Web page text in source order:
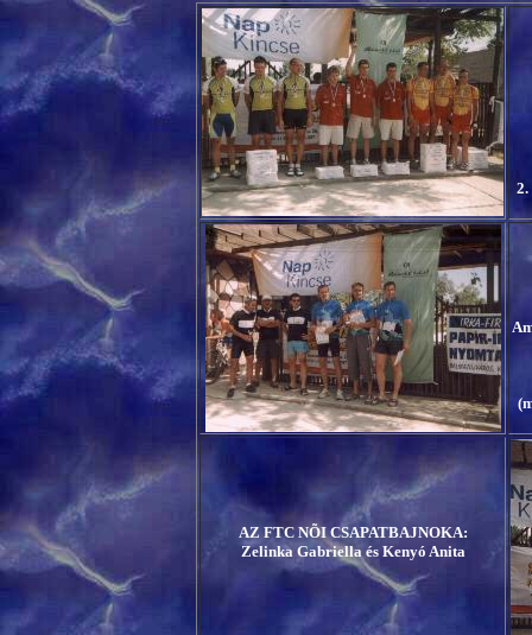
2.
AZ FTC NÕI CSAPATBAJNOKA:
Zelinka Gabriella és Kenyó Anita